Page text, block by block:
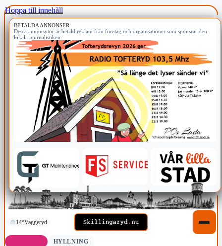
Hoppa till innehåll
BETALDA ANNONSER
Dessa annonsytor är betald reklam från företag och organisationer som sponsrar den
lokala journalistiken.
14°Vaggeryd
HYLLNING